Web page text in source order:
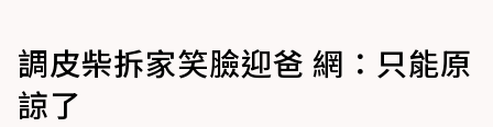
調皮柴拆家笑臉迎爸 網：只能原
諒了